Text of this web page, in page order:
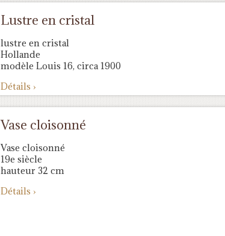
Lustre en cristal
lustre en cristal
Hollande
modèle Louis 16, circa 1900
Détails ›
Vase cloisonné
Vase cloisonné
19e siècle
hauteur 32 cm
Détails ›